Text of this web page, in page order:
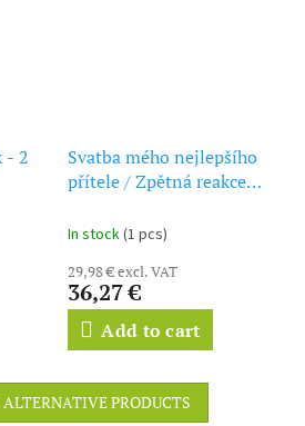
- 2
Svatba mého nejlepšího
přítele / Zpětná reakce
Friends Wedding / The
In stock(1 pcs)
29,98 € excl. VAT
36,27 €
Add to cart
PRODUCTS